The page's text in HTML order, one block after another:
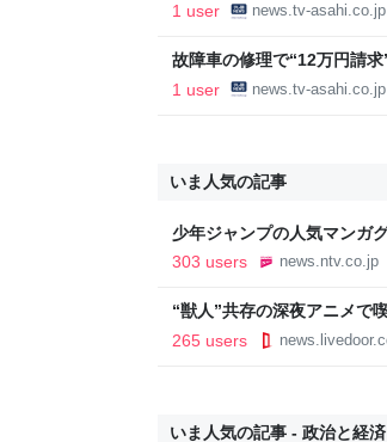
1 user
news.tv-asahi.co.jp
故障車の修理で“12万円請
1 user
news.tv-asahi.co.jp
いま人気の記事
少年ジャンプの人気マンガ
逮捕 総額43億円以上（
303 users news.ntv.co.jp
“獣人”共存の深夜アニメで
議論「紛らわしいことは放
265 users
いま人気の記事 - 政治と経済